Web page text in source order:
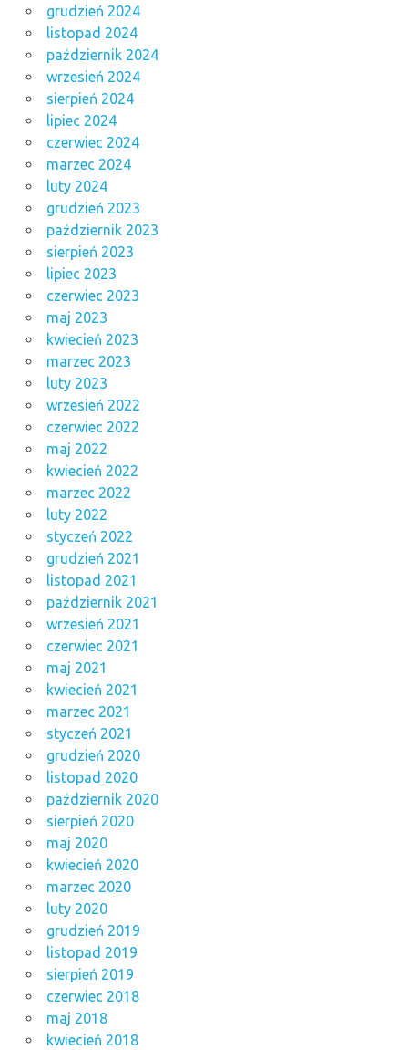
grudzień 2024
listopad 2024
październik 2024
wrzesień 2024
sierpień 2024
lipiec 2024
czerwiec 2024
marzec 2024
luty 2024
grudzień 2023
październik 2023
sierpień 2023
lipiec 2023
czerwiec 2023
maj 2023
kwiecień 2023
marzec 2023
luty 2023
wrzesień 2022
czerwiec 2022
maj 2022
kwiecień 2022
marzec 2022
luty 2022
styczeń 2022
grudzień 2021
listopad 2021
październik 2021
wrzesień 2021
czerwiec 2021
maj 2021
kwiecień 2021
marzec 2021
styczeń 2021
grudzień 2020
listopad 2020
październik 2020
sierpień 2020
maj 2020
kwiecień 2020
marzec 2020
luty 2020
grudzień 2019
listopad 2019
sierpień 2019
czerwiec 2018
maj 2018
kwiecień 2018